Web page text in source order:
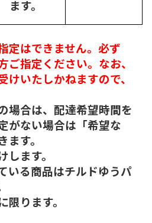
ます。
定はできません。必ず
ご指定ください。なお、
いたしかねますので、
場合は、配達希望時間を
がない場合は「希望な
す。
ます。
いる商品はチルドゆうパ
ります。